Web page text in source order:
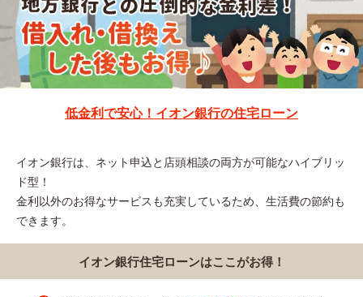
低金利で安心！イオン銀行の住宅ローン
イオン銀行は、ネット申込と店頭相談の両方が可能なハイブリッ
ド型！
金利以外のお得なサービスも充実しているため、生活費の節約も
できます。
イオン銀行住宅ローンはここがお得！